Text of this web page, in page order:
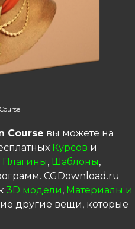
Course вы можете на
Курсов и
Плагины, Шаблоны,
CGDownload.ru
3D модели, Материалы и
другие вещи, которые